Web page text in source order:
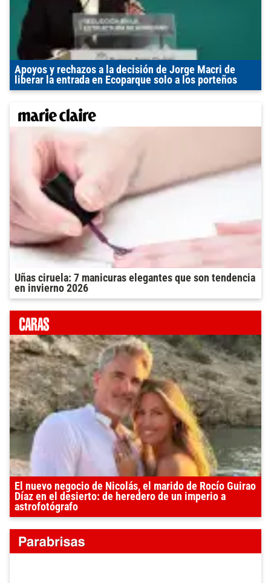
Apoyos y rechazos a la decisión de Jorge Macri de
liberar la entrada en Ecoparque solo a los porteños
Uñas ciruela: 7 manicuras elegantes que son tendencia
en invierno 2026
El nuevo negocio de Nicolás, el marido de Rocío Guirao
Díaz en el desierto: de heredero de un imperio a
astrofotógrafo